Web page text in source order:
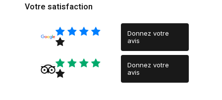
Votre satisfaction
Donnez votre
avis
Donnez votre
avis